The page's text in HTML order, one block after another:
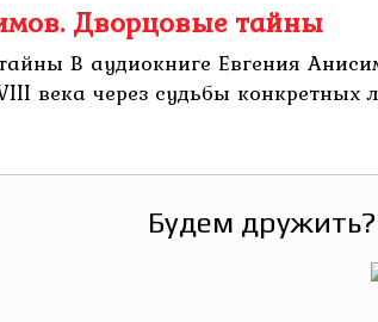
Дворцовые тайны
В аудиокниге Евгения
века через судьбы
Будем